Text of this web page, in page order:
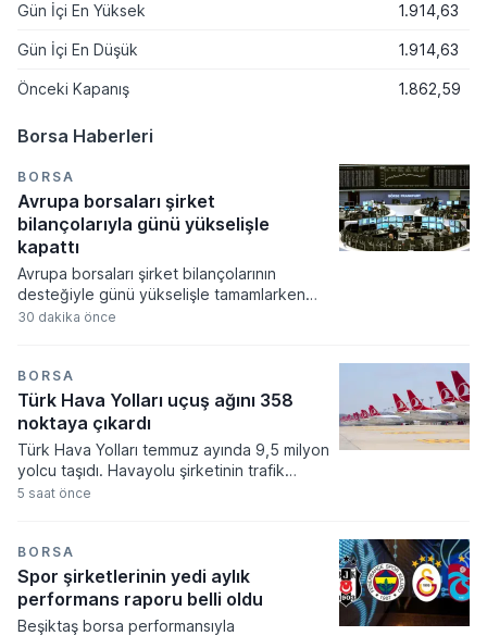
Gün İçi En Yüksek 1.914,63
Gün İçi En Düşük 1.914,63
Önceki Kapanış 1.862,59
Borsa Haberleri
BORSA
Avrupa borsaları şirket
bilançolarıyla günü yükselişle
kapattı
Avrupa borsaları şirket bilançolarının
desteğiyle günü yükselişle tamamlarken
yatırımcılar ekonomik verilere odaklandı.
piyasalardaki enflasyon endişelerini canlı
tutuyor.
30 dakika önce
BORSA
Türk Hava Yolları uçuş ağını 358
noktaya çıkardı
Türk Hava Yolları temmuz ayında 9,5 milyon
yolcu taşıdı. Havayolu şirketinin trafik
sonuçlarına göre arz edilen koltuk
gelişim kaydetti.
5 saat önce
BORSA
Spor şirketlerinin yedi aylık
performans raporu belli oldu
Beşiktaş borsa performansıyla